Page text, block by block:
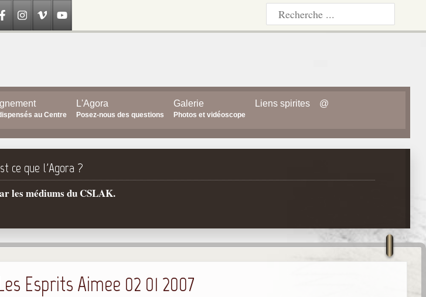
au Centre
L'Agora
Posez-nous des questions
Galerie
Photos et vidéoscope
Liens spirites @
ce que l'Agora ?
les médiums du CSLAK.
Esprits Aimee 02 01 2007